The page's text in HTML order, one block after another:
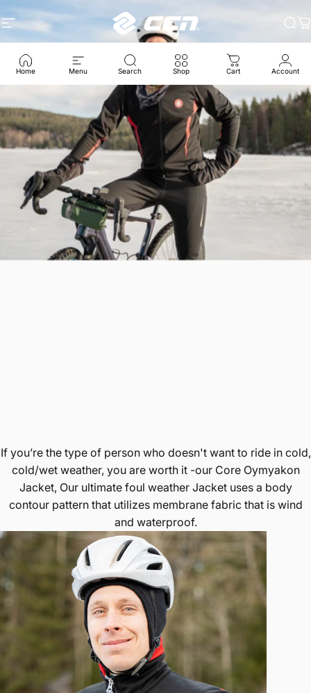
Ga naar inhoud
Site navigatie
CCN Sport
Home Menu Search Shop Cart Account
If you’re the type of person who doesn't want to ride in cold,
cold/wet weather, you are worth it -our Core Oymyakon
Jacket, Our ultimate foul weather Jacket uses a body
contour pattern that utilizes membrane fabric that is wind
and waterproof.